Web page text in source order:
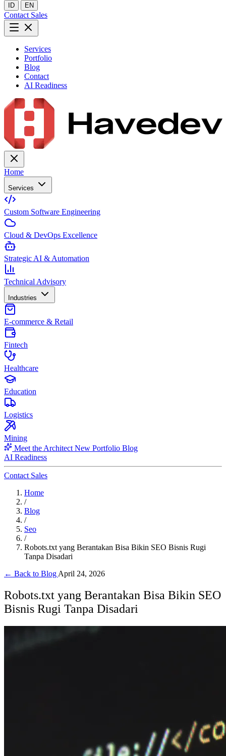
ID EN
Contact Sales
Services
Portfolio
Blog
Contact
AI Readiness
Home
Services
Custom Software Engineering
Cloud & DevOps Excellence
Strategic AI & Automation
Technical Advisory
Industries
E-commerce & Retail
Fintech
Healthcare
Education
Logistics
Mining
Meet the Architect New Portfolio Blog
AI Readiness
Contact Sales
Home
/
Blog
/
Seo
/
Robots.txt yang Berantakan Bisa Bikin SEO Bisnis Rugi
Tanpa Disadari
← Back to Blog April 24, 2026
Robots.txt yang Berantakan Bisa Bikin SEO
Bisnis Rugi Tanpa Disadari